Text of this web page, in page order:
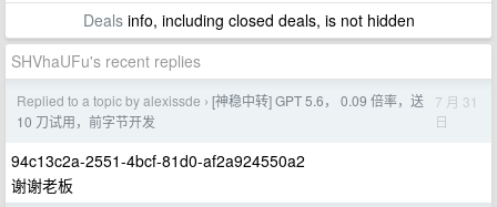
Dealsinfo, including closed deals, is not hidden
SHVhaUFu's recent replies
Replied to a topic by alexissde › [神稳中转] GPT 5.6， 0.09 倍率，送
10 刀试用，前字节开发
7 月 31
日
94c13c2a-2551-4bcf-81d0-af2a924550a2
谢谢老板